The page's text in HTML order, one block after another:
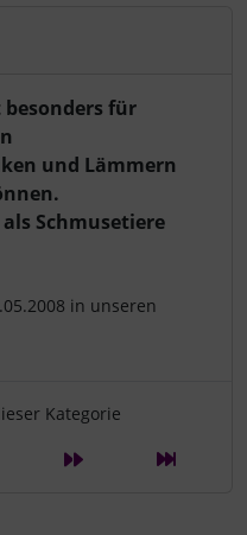
besonders für
und Lämmern
Schmusetiere
in unseren
innerhalb
Kategorie